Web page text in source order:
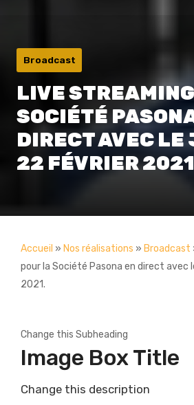
Broadcast
LIVE
SOCIÉTÉ
DIRECT AVEC LE
22 FÉVRIER
Accueil » Nos réalisations » Broadcast
pour la Société Pasona en direct avec
2021.
Change this Subheading
Image Box Title
Change this description